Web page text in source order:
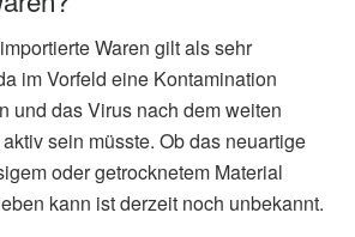
Waren gilt als sehr
im Vorfeld eine Kontamination
und das Virus nach dem weiten
sein müsste. Ob das neuartige
oder getrocknetem Material
kann ist derzeit noch unbekannt.